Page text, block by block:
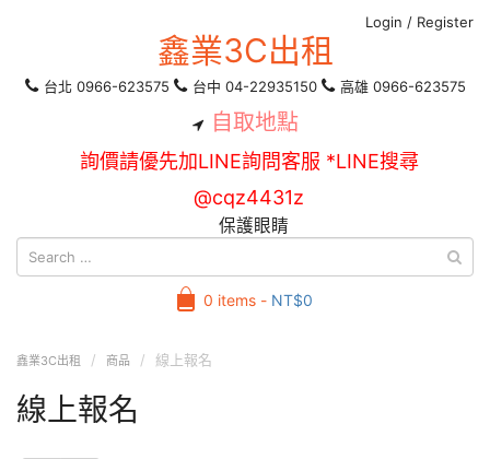
Login / Register
鑫業3C出租
台北 0966-623575 台中 04-22935150 高雄 0966-623575
自取地點
詢價請優先加LINE詢問客服 *LINE搜尋
@cqz4431z
保護眼睛
0 items - NT$0
鑫業3C出租 商品 線上報名
線上報名